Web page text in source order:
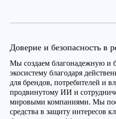
Доверие и безопасность в
Мы создаем благонадежную и
экосистему благодаря
для брендов, потребителей и
продвинутому ИИ и
мировыми компаниями. Мы
средства в защиту интересов